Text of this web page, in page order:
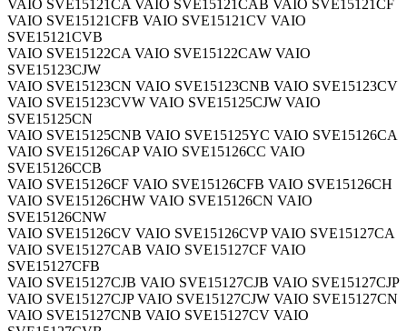
VAIO SVE15121CA VAIO SVE15121CAB VAIO SVE15121CF
VAIO SVE15121CFB VAIO SVE15121CV VAIO
SVE15121CVB
VAIO SVE15122CA VAIO SVE15122CAW VAIO
SVE15123CJW
VAIO SVE15123CN VAIO SVE15123CNB VAIO SVE15123CV
VAIO SVE15123CVW VAIO SVE15125CJW VAIO
SVE15125CN
VAIO SVE15125CNB VAIO SVE15125YC VAIO SVE15126CA
VAIO SVE15126CAP VAIO SVE15126CC VAIO
SVE15126CCB
VAIO SVE15126CF VAIO SVE15126CFB VAIO SVE15126CH
VAIO SVE15126CHW VAIO SVE15126CN VAIO
SVE15126CNW
VAIO SVE15126CV VAIO SVE15126CVP VAIO SVE15127CA
VAIO SVE15127CAB VAIO SVE15127CF VAIO
SVE15127CFB
VAIO SVE15127CJB VAIO SVE15127CJB VAIO SVE15127CJP
VAIO SVE15127CJP VAIO SVE15127CJW VAIO SVE15127CN
VAIO SVE15127CNB VAIO SVE15127CV VAIO